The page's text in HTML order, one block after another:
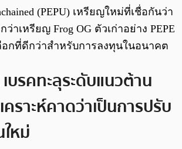
(PEPU) เหรียญใหม่ที่เชื่อกันว่า
าเหรียญ Frog OG ตัวเก่าอย่าง PEPE
อกที่ดีกว่าสำหรับการลงทุนในอนาคต
เบรคทะลุระดับแนวต้าน
ราะห์คาดว่าเป็นการปรับ
หม่